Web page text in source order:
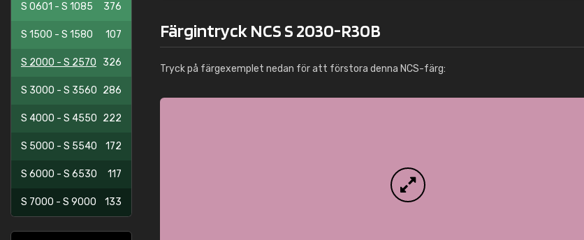
S 0601 - S 1085 376
S 1500 - S 1580 107
S 2000 - S 2570 326
S 3000 - S 3560 286
S 4000 - S 4550 222
S 5000 - S 5540 172
S 6000 - S 6530 117
S 7000 - S 9000 133
Färgintryck NCS S 2030-R30B
Tryck på färgexemplet nedan för att förstora denna NCS-färg: